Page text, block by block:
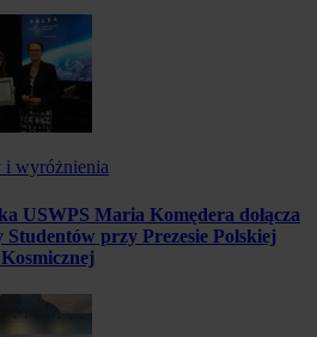
i wyróżnienia
USWPS Maria Komędera dołącza
Studentów przy Prezesie Polskiej